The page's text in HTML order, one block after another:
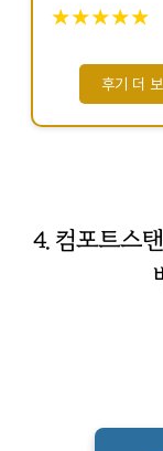
★★★★★
후기 더 보
4. 컴포트스